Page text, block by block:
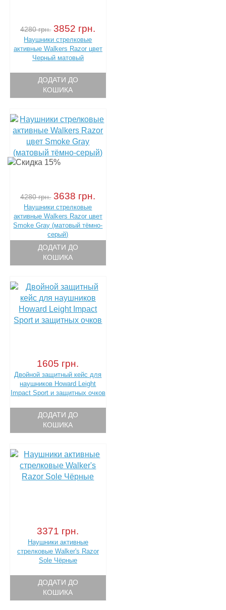
4280 грн.3852 грн.
Наушники стрелковые
активные Walkers Razor цвет
Черный матовый
ДОДАТИ ДО
КОШИКА
4280 грн.3638 грн.
Наушники стрелковые
активные Walkers Razor цвет
Smoke Gray (матовый тёмно-
серый)
ДОДАТИ ДО
КОШИКА
1605 грн.
Двойной защитный кейс для
наушников Howard Leight
Impact Sport и защитных очков
ДОДАТИ ДО
КОШИКА
3371 грн.
Наушники активные
стрелковые Walker's Razor
Sole Чёрные
ДОДАТИ ДО
КОШИКА